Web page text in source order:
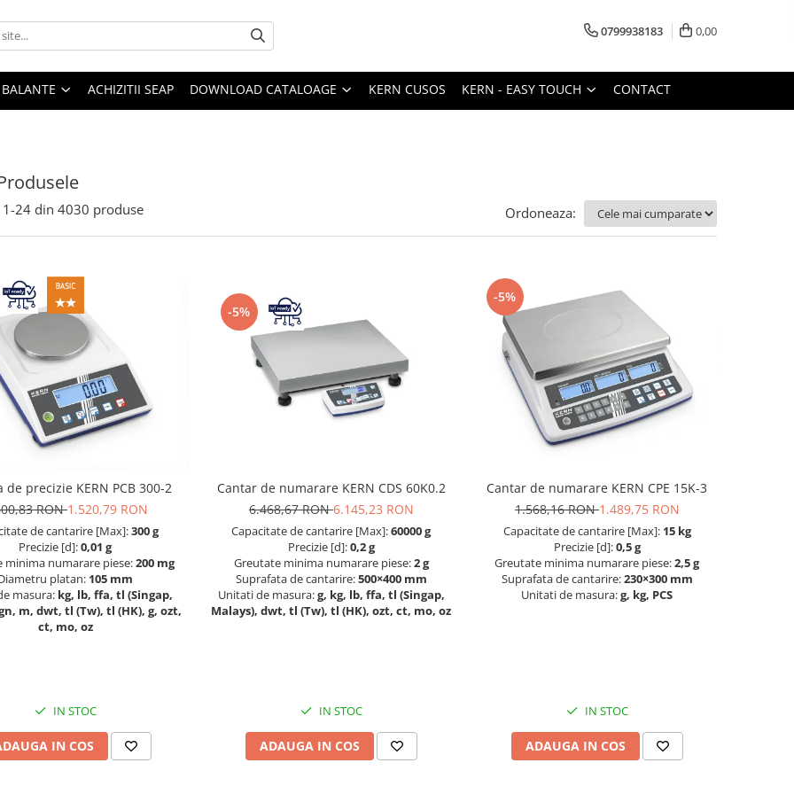
0799938183 0,00
ACHIZITII SEAP DOWNLOAD CATALOAGE KERN CUSOS KERN - EASY TOUCH CONTACT
1-24 din 4030 produse Ordoneaza:
de precizie KERN PCB 300-2
RON1.520,79 RON
de cantarire [Max]:300 g
Precizie [d]:0,01 g
minima numarare piese:200 mg
platan: 105 mm
masura: kg, lb, ffa, tl (Singap,
m, dwt, tl (Tw), tl (HK), g, ozt,
ct, mo, oz
IN STOC
IN COS
-5%
Cantar de numarare KERN CDS 60K0.2
6.468,67 RON6.145,23 RON
Capacitate de cantarire [Max]:60000 g
Precizie [d]:0,2 g
Greutate minima numarare piese:2 g
Suprafata de cantarire:500×400 mm
Unitati de masura:g, kg, lb, ffa, tl (Singap,
Malays), dwt, tl (Tw), tl (HK), ozt, ct, mo, oz
IN STOC
ADAUGA IN COS
-5%
Cantar de numarare KERN CPE 15K-3
1.568,16 RON1.489,75 RON
Capacitate de cantarire [Max]: 15 kg
Precizie [d]:0,5 g
Greutate minima numarare piese:2,5 g
Suprafata de cantarire:230×300 mm
Unitati de masura:g, kg, PCS
IN STOC
ADAUGA IN COS